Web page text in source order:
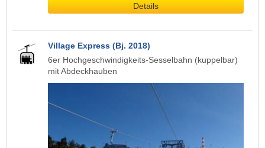
Details
Village Express (Bj. 2018)
6er Hochgeschwindigkeits-Sesselbahn (kuppelbar)
mit Abdeckhauben